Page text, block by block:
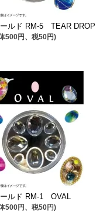
ールド RM-5 TEAR DROP
500円、税50円)
ルド RM-1 OVAL
500円、税50円)